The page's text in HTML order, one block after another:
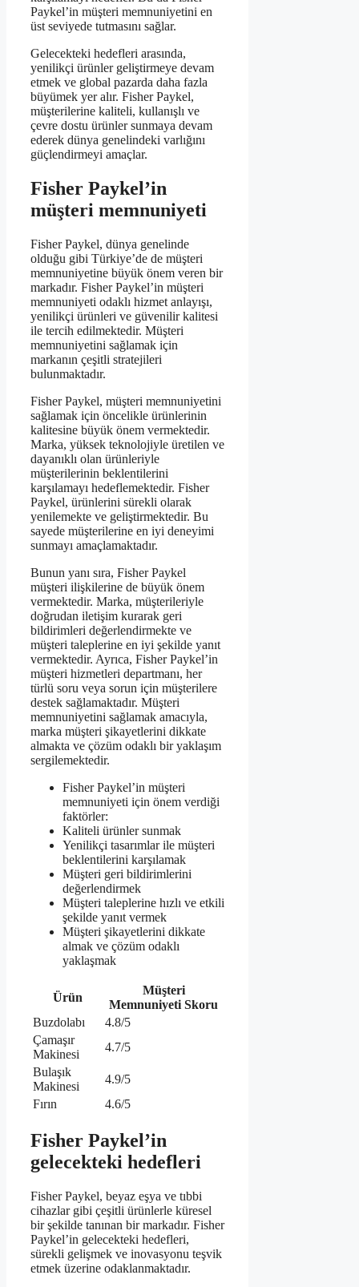
Paykel’in müşteri memnuniyetini en
üst seviyede tutmasını sağlar.
Gelecekteki hedefleri arasında,
yenilikçi ürünler geliştirmeye devam
etmek ve global pazarda daha fazla
büyümek yer alır. Fisher Paykel,
müşterilerine kaliteli, kullanışlı ve
çevre dostu ürünler sunmaya devam
ederek dünya genelindeki varlığını
güçlendirmeyi amaçlar.
Fisher Paykel’in
müşteri memnuniyeti
Fisher Paykel, dünya genelinde
olduğu gibi Türkiye’de de müşteri
memnuniyetine büyük önem veren bir
markadır. Fisher Paykel’in müşteri
memnuniyeti odaklı hizmet anlayışı,
yenilikçi ürünleri ve güvenilir kalitesi
ile tercih edilmektedir. Müşteri
memnuniyetini sağlamak için
markanın çeşitli stratejileri
bulunmaktadır.
Fisher Paykel, müşteri memnuniyetini
sağlamak için öncelikle ürünlerinin
kalitesine büyük önem vermektedir.
Marka, yüksek teknolojiyle üretilen ve
dayanıklı olan ürünleriyle
müşterilerinin beklentilerini
karşılamayı hedeflemektedir. Fisher
Paykel, ürünlerini sürekli olarak
yenilemekte ve geliştirmektedir. Bu
sayede müşterilerine en iyi deneyimi
sunmayı amaçlamaktadır.
Bunun yanı sıra, Fisher Paykel
müşteri ilişkilerine de büyük önem
vermektedir. Marka, müşterileriyle
doğrudan iletişim kurarak geri
bildirimleri değerlendirmekte ve
müşteri taleplerine en iyi şekilde yanıt
vermektedir. Ayrıca, Fisher Paykel’in
müşteri hizmetleri departmanı, her
türlü soru veya sorun için müşterilere
destek sağlamaktadır. Müşteri
memnuniyetini sağlamak amacıyla,
marka müşteri şikayetlerini dikkate
almakta ve çözüm odaklı bir yaklaşım
sergilemektedir.
Fisher Paykel’in müşteri
memnuniyeti için önem verdiği
faktörler:
Kaliteli ürünler sunmak
Yenilikçi tasarımlar ile müşteri
beklentilerini karşılamak
Müşteri geri bildirimlerini
değerlendirmek
Müşteri taleplerine hızlı ve etkili
şekilde yanıt vermek
Müşteri şikayetlerini dikkate
almak ve çözüm odaklı
yaklaşmak
Ürün
Müşteri
Memnuniyeti Skoru
Buzdolabı
4.8/5
Çamaşır
Makinesi
4.7/5
Bulaşık
Makinesi
4.9/5
Fırın
4.6/5
Fisher Paykel’in
gelecekteki hedefleri
Fisher Paykel, beyaz eşya ve tıbbi
cihazlar gibi çeşitli ürünlerle küresel
bir şekilde tanınan bir markadır. Fisher
Paykel’in gelecekteki hedefleri,
sürekli gelişmek ve inovasyonu teşvik
etmek üzerine odaklanmaktadır.